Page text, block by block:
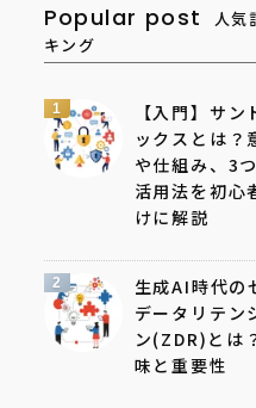
Popular post
人気
キング
1
【入門】サン
ックスとは？
や仕組み、3
活用法を初心
けに解説
2
生成AI時代の
データリテン
ン(ZDR)とは
味と重要性